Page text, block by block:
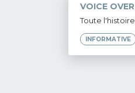
VOICE OVER
Toute l'histoire
INFORMATIVE